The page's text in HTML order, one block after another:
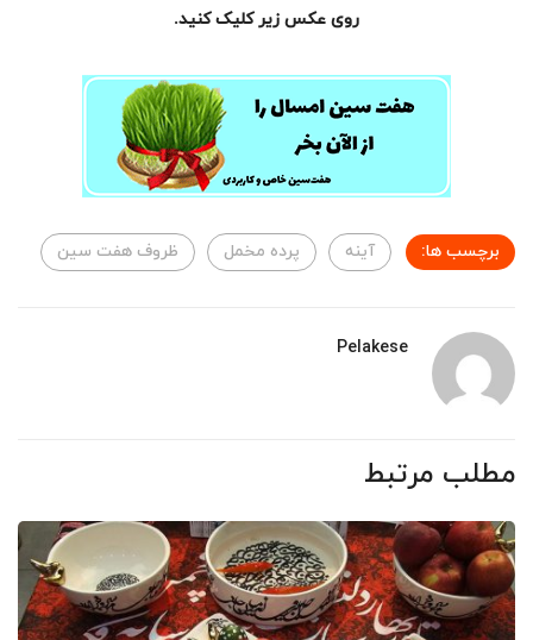
روی عکس زیر کلیک کنید.
برچسب ها: آینه پرده مخمل ظروف هفت سین
Pelakese
مطلب مرتبط